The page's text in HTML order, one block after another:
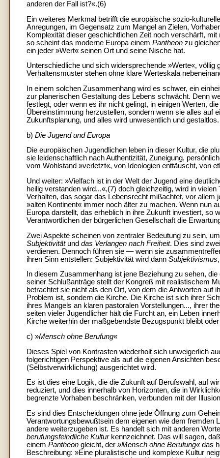
anderen der Fall ist?«.(6)
Ein weiteres Merkmal betrifft die europäische sozio-
Anregungen, im Gegensatz zum Mangel an Zielen,
Komplexität dieser geschichtlichen Zeit noch verschärft,
so scheint das moderne Europa einem Pantheon zu
ein jeder »Wert« seinen Ort und seine Nische hat.
Unterschiedliche und sich widersprechende »Werte«,
Verhaltensmuster stehen ohne klare Werteskala
In einem solchen Zusammenhang wird es schwer, ein
zur planerischen Gestaltung des Lebens schwächt. Denn
festlegt, oder wenn es ihr nicht gelingt, in einigen Werten,
Übereinstimmung herzustellen, sondern wenn sie alles auf
Zukunftsplanung, und alles wird unwesentlich und gestaltlos.
b) Die Jugend und Europa
Die europäischen Jugendlichen leben in dieser Kultur, die
sie leidenschaftlich nach Authentizität, Zuneigung,
vom Wohlstand »verletzt«, von Ideologien enttäuscht, von
Und weiter: »Vielfach ist in der Welt der Jugend eine
heilig verstanden wird...«,(7) doch gleichzeitig, wird in
Verhalten, das sogar das Lebensrecht mißachtet, vor
»alten Kontinent« immer noch älter zu machen. Wenn nun
Europa darstellt, das erheblich in ihre Zukunft investiert, so
Verantwortlichen der bürgerlichen Gesellschaft die
Zwei Aspekte scheinen von zentraler Bedeutung zu sein,
Subjektivitätund das Verlangen nach Freiheit. Dies sind
verdienen. Dennoch führen sie — wenn sie
ihren Sinn entstellen: Subjektivität wird dann Subjektivismus
In diesem Zusammenhang ist jene Beziehung zu sehen,
seiner Schlußanträge stellt der Kongreß mit realistischem
betrachtet sie nicht als den Ort, von dem die Antworten
Problem ist, sondern die Kirche. Die Kirche ist sich ihrer
ihres Mangels an klaren pastoralen Vorstellungen..., ihrer
seiten vieler Jugendlicher hält die Furcht an, ein Leben
Kirche weiterhin der maßgebendste Bezugspunkt bleibt
c) »Mensch ohne Berufung«
Dieses Spiel von Kontrasten wiederholt sich unweigerlich
folgerichtigen Perspektive als auf die eigenen Ansichten
(Selbstverwirklichung) ausgerichtet wird.
Es ist dies eine Logik, die die Zukunft auf Berufswahl, auf
reduziert, und dies innerhalb von Horizonten, die in
begrenzte Vorhaben beschränken, verbunden mit der
Es sind dies Entscheidungen ohne jede Öffnung zum
Verantwortungsbewußtsein dem eigenen wie dem fremden
andere weiterzugeben ist. Es handelt sich mit anderen
berufungsfeindliche Kulturkennzeichnet. Das will sagen,
einem Pantheon gleicht, der »Mensch ohne Berufung«das
Beschreibung: »Eine pluralistische und komplexe Kultur